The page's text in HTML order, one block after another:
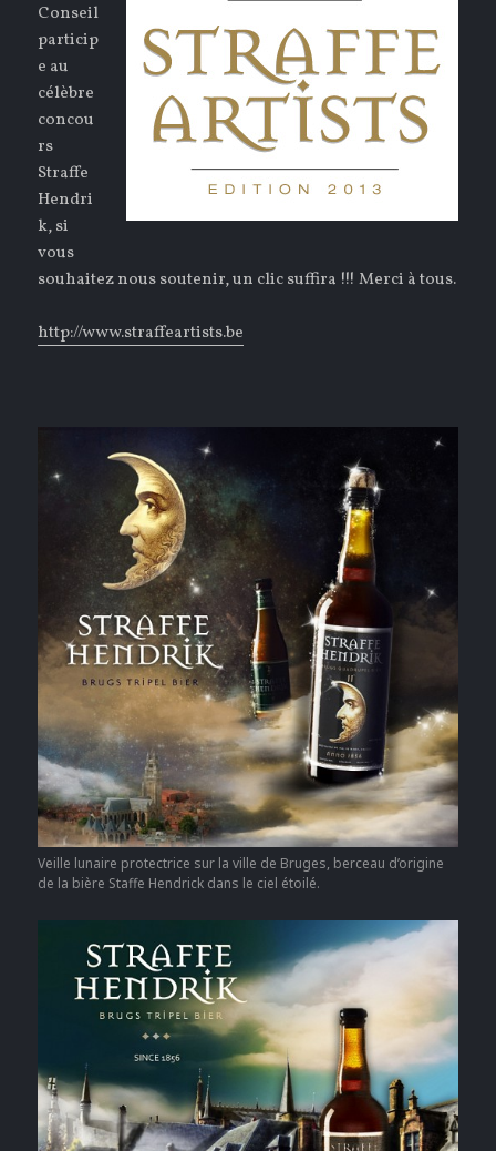
Conseil
particip
e au
célèbre
concou
rs
Straffe
Hendri
k, si
vous
souhaitez nous soutenir, un clic suffira !!! Merci à tous.
http://www.straffeartists.be
Veille lunaire protectrice sur la ville de Bruges, berceau d’origine
de la bière Staffe Hendrick dans le ciel étoilé.